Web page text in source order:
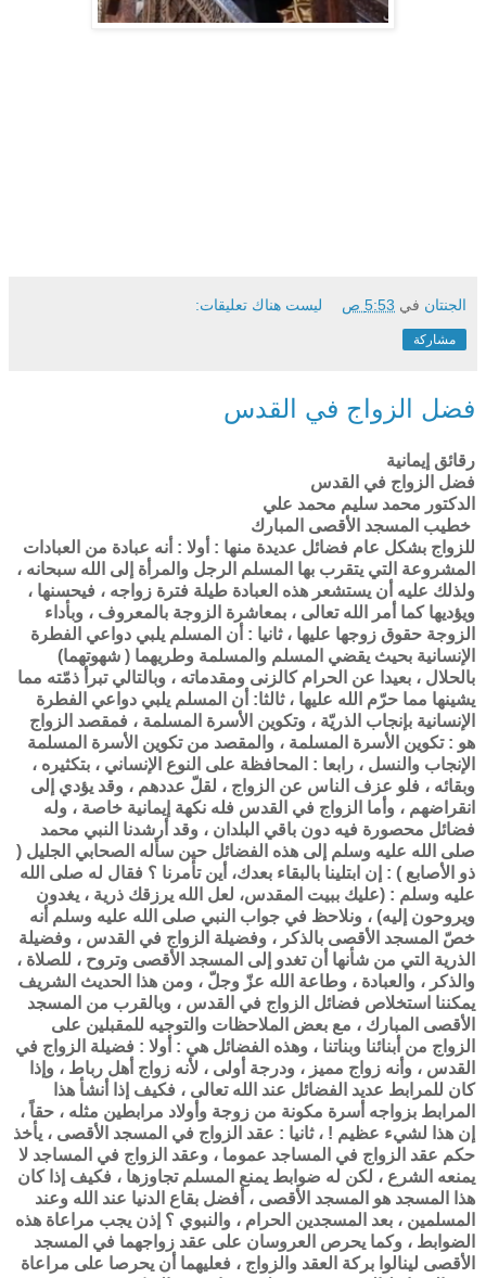
الجنتان في 5:53 ص ليست هناك تعليقات:
مشاركة
فضل الزواج في القدس
رقائق إيمانية
فضل الزواج في القدس
الدكتور محمد سليم محمد علي
خطيب المسجد الأقصى المبارك
للزواج بشكل عام فضائل عديدة منها : أولا : أنه عبادة من العبادات
المشروعة التي يتقرب بها المسلم الرجل والمرأة إلى الله سبحانه ،
ولذلك عليه أن يستشعر هذه العبادة طيلة فترة زواجه ، فيحسنها ،
ويؤديها كما أمر الله تعالى ، بمعاشرة الزوجة بالمعروف ، وبأداء
الزوجة حقوق زوجها عليها ، ثانيا : أن المسلم يلبي دواعي الفطرة
الإنسانية بحيث يقضي المسلم والمسلمة وطريهما ( شهوتهما)
بالحلال ، بعيدا عن الحرام كالزنى ومقدماته ، وبالتالي تبرأ ذمّته مما
يشينها مما حرّم الله عليها ، ثالثا: أن المسلم يلبي دواعي الفطرة
الإنسانية بإنجاب الذريّة ، وتكوين الأسرة المسلمة ، فمقصد الزواج
هو : تكوين الأسرة المسلمة ، والمقصد من تكوين الأسرة المسلمة
الإنجاب والنسل ، رابعا : المحافظة على النوع الإنساني ، بتكثيره ،
وبقائه ، فلو عزف الناس عن الزواج ، لقلّ عددهم ، وقد يؤدي إلى
انقراضهم ، وأما الزواج في القدس فله نكهة إيمانية خاصة ، وله
فضائل محصورة فيه دون باقي البلدان ، وقد أرشدنا النبي محمد
صلى الله عليه وسلم إلى هذه الفضائل حين سأله الصحابي الجليل (
ذو الأصابع ) : إن ابتلينا بالبقاء بعدك، أين تأمرنا ؟ فقال له صلى الله
عليه وسلم : (عليك ببيت المقدس، لعل الله يرزقك ذرية ، يغدون
ويروحون إليه) ، ونلاحظ في جواب النبي صلى الله عليه وسلم أنه
خصّ المسجد الأقصى بالذكر ، وفضيلة الزواج في القدس ، وفضيلة
الذرية التي من شأنها أن تغدو إلى المسجد الأقصى وتروح ، للصلاة ،
والذكر ، والعبادة ، وطاعة الله عزّ وجلّ ، ومن هذا الحديث الشريف
يمكننا استخلاص فضائل الزواج في القدس ، وبالقرب من المسجد
الأقصى المبارك ، مع بعض الملاحظات والتوجيه للمقبلين على
الزواج من أبنائنا وبناتنا ، وهذه الفضائل هي : أولا : فضيلة الزواج في
القدس ، وأنه زواج مميز ، ودرجة أولى ، لأنه زواج أهل رباط ، وإذا
كان للمرابط عديد الفضائل عند الله تعالى ، فكيف إذا أنشأ هذا
المرابط بزواجه أسرة مكونة من زوجة وأولاد مرابطين مثله ، حقاً ،
إن هذا لشيء عظيم ! ، ثانيا : عقد الزواج في المسجد الأقصى ، يأخذ
حكم عقد الزواج في المساجد عموما ، وعقد الزواج في المساجد لا
يمنعه الشرع ، لكن له ضوابط يمنع المسلم تجاوزها ، فكيف إذا كان
هذا المسجد هو المسجد الأقصى ، أفضل بقاع الدنيا عند الله وعند
المسلمين ، بعد المسجدين الحرام ، والنبوي ؟ إذن يجب مراعاة هذه
الضوابط ، وكما يحرص العروسان على عقد زواجهما في المسجد
الأقصى لينالوا بركة العقد والزواج ، فعليهما أن يحرصا على مراعاة